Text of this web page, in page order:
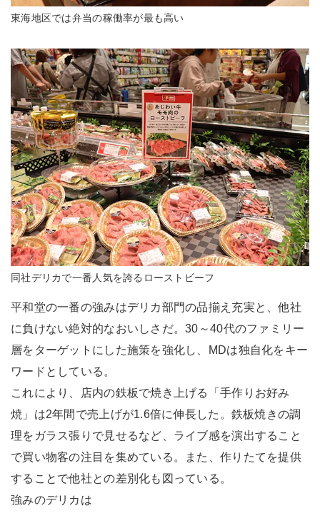
東海地区では弁当の稼働率が最も高い
同社デリカで一番人気を誇るローストビーフ
平和堂の一番の強みはデリカ部門の品揃え充実と、他社
に負けない絶対的なおいしさだ。30～40代のファミリー
層をターゲットにした施策を強化し、MDは独自化をキー
ワードとしている。
これにより、店内の鉄板で焼き上げる「手作りお好み
焼」は2年間で売上げが1.6倍に伸長した。鉄板焼きの調
理をガラス張りで見せるなど、ライブ感を演出すること
で買い物客の注目を集めている。また、作りたてを提供
することで他社との差別化も図っている。
強みのデリカは